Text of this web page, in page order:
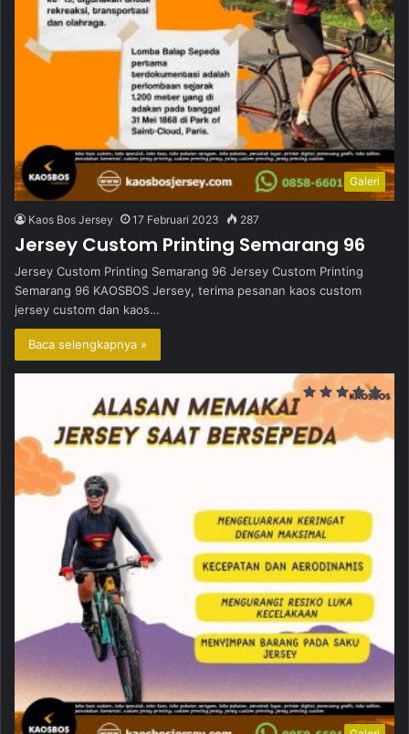
Galeri
Kaos Bos Jersey 17 Februari 2023 287
Jersey Custom Printing Semarang 96
Jersey Custom Printing Semarang 96 Jersey Custom Printing
Semarang 96 KAOSBOS Jersey, terima pesanan kaos custom
jersey custom dan kaos…
Baca selengkapnya »